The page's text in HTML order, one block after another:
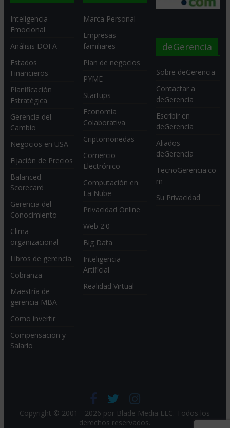
Inteligencia
Emocional
Análisis DOFA
Estados
Financieros
Planificación
Estratégica
Gerencia del
Cambio
Negocios en USA
Fijación de Precios
Balanced
Scorecard
Gerencia del
Conocimiento
Clima
organizacional
Libros de gerencia
Cobranza
Maestría de
gerencia MBA
Como invertir
Compensacion y
Salario
Marca Personal
Empresas
familiares
Plan de negocios
PYME
Startups
Economia
Colaborativa
Criptomonedas
Comercio
Electrónico
Computación en
La Nube
Privacidad Online
Web 2.0
Big Data
Inteligencia
Artificial
Realidad Virtual
deGerencia
Sobre deGerencia
Contactar a
deGerencia
Escribir en
deGerencia
Aliados
deGerencia
TecnoGerencia.co
m
Su Privacidad
Copyright © 2001 - 2026 por Blade Media LLC. Todos los
derechos reservados.